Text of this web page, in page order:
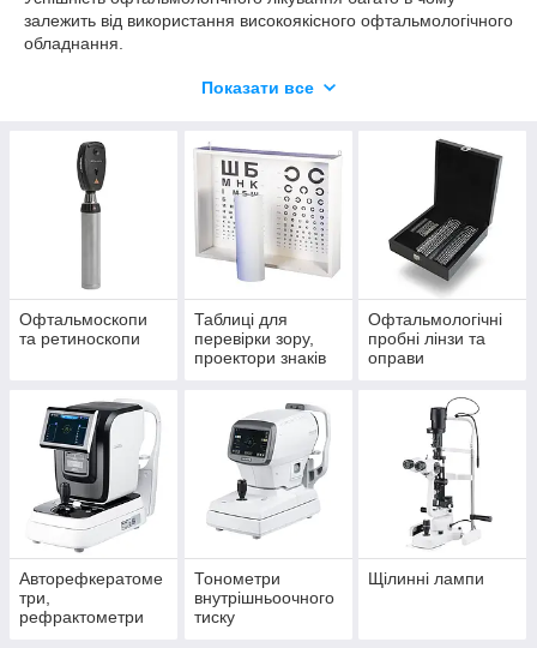
залежить від використання високоякісного офтальмологічного
обладнання.
офтальмологічних кабінетів та лікарень.
Низькі ціни
: ми пропонуємо конкурентні ціни на все
медичне обладнання.
: всі товари сертифіковані та
відповідають міжнародним стандартам.
Зручність замовлення: си можете легко замовити
необхідне обладнання онлайн з доставкою по всій
Україні.
Показати все
Офтальмоскопи
та ретиноскопи
Таблиці для
перевірки зору,
проектори знаків
Офтальмологічні
пробні лінзи та
оправи
Авторефкератоме
три,
рефрактометри
Тонометри
внутрішньоочного
тиску
Щілинні лампи